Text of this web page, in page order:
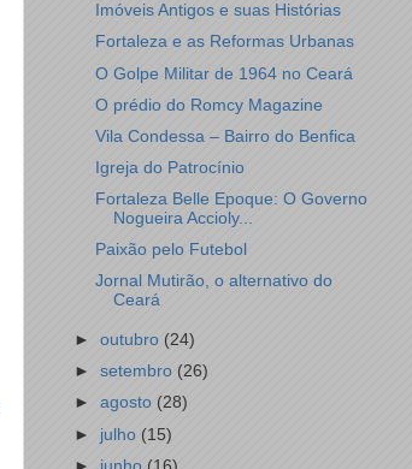
Imóveis Antigos e suas Histórias
Fortaleza e as Reformas Urbanas
O Golpe Militar de 1964 no Ceará
O prédio do Romcy Magazine
Vila Condessa – Bairro do Benfica
Igreja do Patrocínio
Fortaleza Belle Epoque: O Governo
Nogueira Accioly...
Paixão pelo Futebol
Jornal Mutirão, o alternativo do
Ceará
►outubro (24)
►setembro (26)
►agosto (28)
► julho (15)